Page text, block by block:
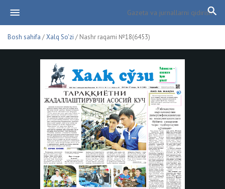
Bosh sahifa /Xalq So'zi / Nashr raqami №18(6453)